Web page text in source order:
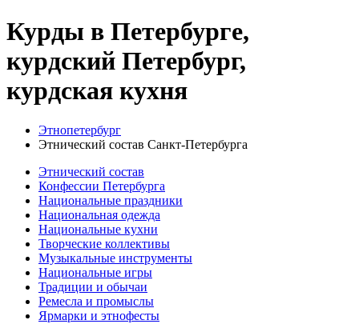
Курды в Петербурге,
курдский Петербург,
курдская кухня
Этнопетербург
Этнический состав Санкт-Петербурга
Этнический состав
Конфессии Петербурга
Национальные праздники
Национальная одежда
Национальные кухни
Творческие коллективы
Музыкальные инструменты
Национальные игры
Традиции и обычаи
Ремесла и промыслы
Ярмарки и этнофесты